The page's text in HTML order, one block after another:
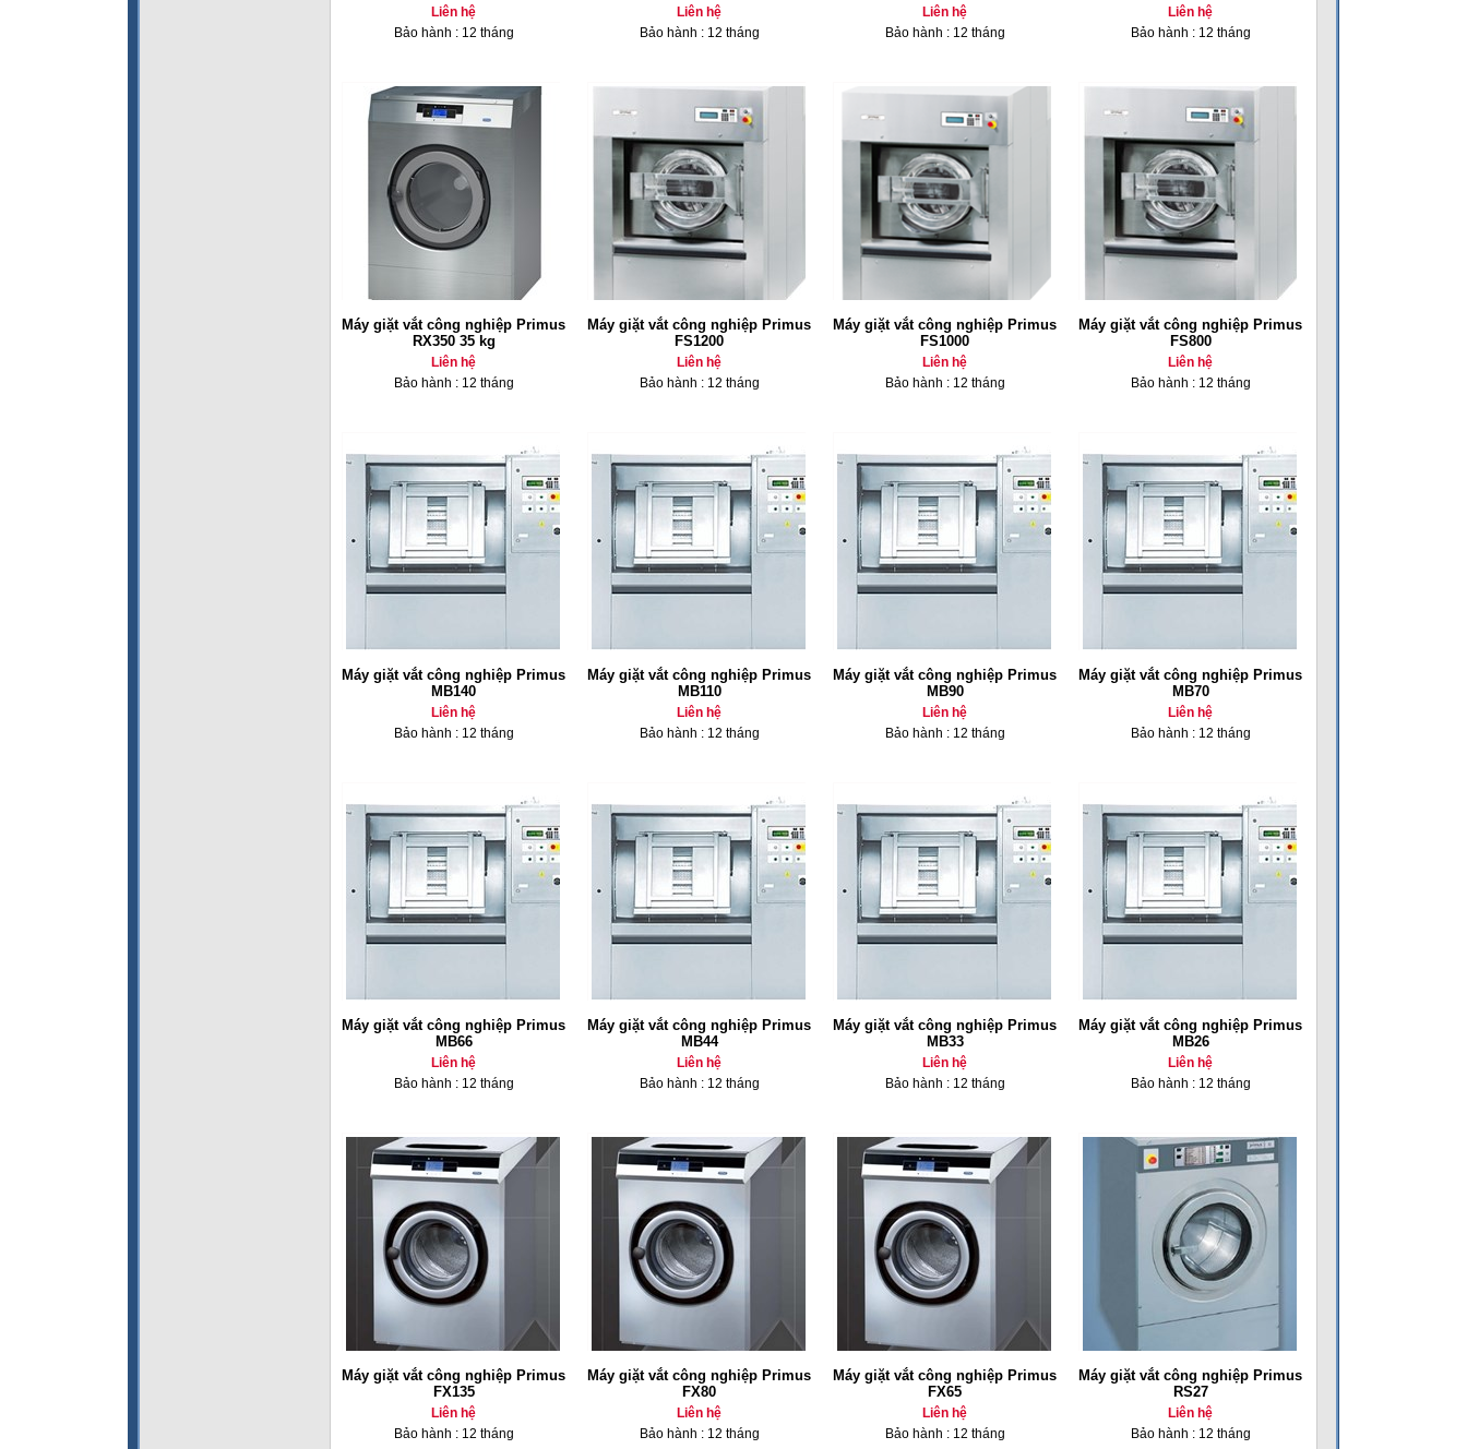
Liên hệ
Bảo hành : 12 tháng
Liên hệ
Bảo hành : 12 tháng
Liên hệ
Bảo hành : 12 tháng
Liên hệ
Bảo hành : 12 tháng
Máy giặt vắt công nghiệp Primus
RX350 35 kg
Liên hệ
Bảo hành : 12 tháng
Máy giặt vắt công nghiệp Primus
FS1200
Liên hệ
Bảo hành : 12 tháng
Máy giặt vắt công nghiệp Primus
FS1000
Liên hệ
Bảo hành : 12 tháng
Máy giặt vắt công nghiệp Primus
FS800
Liên hệ
Bảo hành : 12 tháng
Máy giặt vắt công nghiệp Primus
MB140
Liên hệ
Bảo hành : 12 tháng
Máy giặt vắt công nghiệp Primus
MB110
Liên hệ
Bảo hành : 12 tháng
Máy giặt vắt công nghiệp Primus
MB90
Liên hệ
Bảo hành : 12 tháng
Máy giặt vắt công nghiệp Primus
MB70
Liên hệ
Bảo hành : 12 tháng
Máy giặt vắt công nghiệp Primus
MB66
Liên hệ
Bảo hành : 12 tháng
Máy giặt vắt công nghiệp Primus
MB44
Liên hệ
Bảo hành : 12 tháng
Máy giặt vắt công nghiệp Primus
MB33
Liên hệ
Bảo hành : 12 tháng
Máy giặt vắt công nghiệp Primus
MB26
Liên hệ
Bảo hành : 12 tháng
Máy giặt vắt công nghiệp Primus
FX135
Liên hệ
Bảo hành : 12 tháng
Máy giặt vắt công nghiệp Primus
FX80
Liên hệ
Bảo hành : 12 tháng
Máy giặt vắt công nghiệp Primus
FX65
Liên hệ
Bảo hành : 12 tháng
Máy giặt vắt công nghiệp Primus
RS27
Liên hệ
Bảo hành : 12 tháng